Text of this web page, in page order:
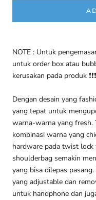
NOTE : Untuk
untuk order box atau
kerusakan pada produk ❗❗❗
Dengan desain yang
yang tepat untuk
warna-warna yang fresh.
kombinasi warna yang
hardware pada twist lock
shoulderbag semakin
yang bisa dilepas
yang adjustable dan
untuk handphone dan